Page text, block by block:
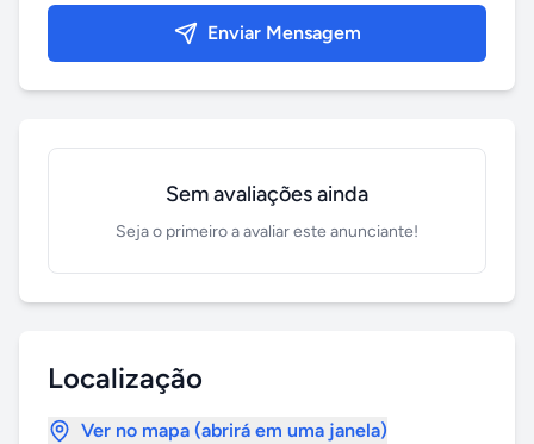
Enviar Mensagem
Sem avaliações ainda
Seja o primeiro a avaliar este anunciante!
Localização
Ver no mapa (abrirá em uma janela)